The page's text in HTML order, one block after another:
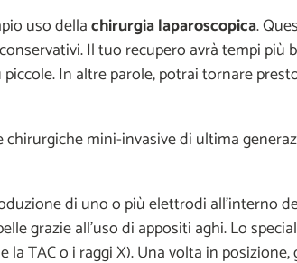
uso dellachirurgia laparoscopica.
Il tuo recupero avrà tempi più
In altre parole, potrai tornare
mini-invasive di ultima
di uno o più elettrodi all'interno
grazie all'uso di appositi aghi. Lo
la TAC o i raggi X). Una volta in posizione,